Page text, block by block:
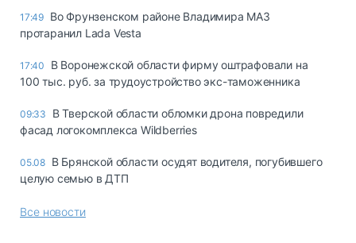
17:49 Во Фрунзенском районе Владимира МАЗ
протаранил Lada Vesta
17:40
В Воронежской области фирму оштрафовали на
100 тыс. руб. за трудоустройство экс-таможенника
09:33
В Тверской области обломки дрона повредили
фасад логокомплекса Wildberries
05.08 В Брянской области осудят водителя, погубившего
целую семью в ДТП
Все новости